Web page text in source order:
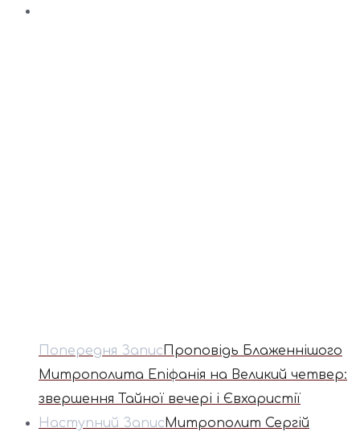
Попередня ЗаписПроповідь Блаженнішого
Митрополита Епіфанія на Великий четвер:
звершення Тайної вечері і Євхаристії
Наступний ЗаписМитрополит Сергій